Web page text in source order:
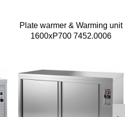
Plate warmer & Warming unit
1600xP700 7452.0006